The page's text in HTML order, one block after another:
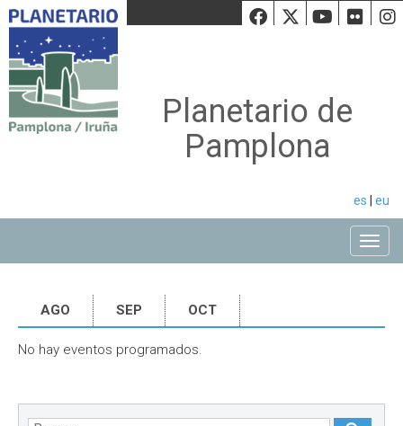
Facebook
Twiiter
Planetario de
Pamplona
es eu
AGO SEP OCT
No hay eventos programados.